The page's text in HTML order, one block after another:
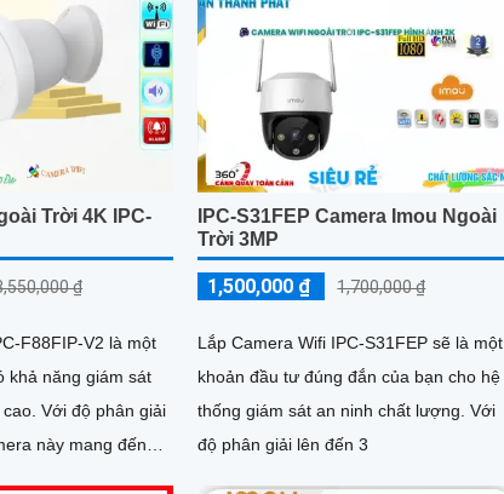
Trời 4K IPC-
₫
F88FIP-V2 là một
khả năng giám sát
giải
này mang đến
IPC-S31FEP Camera Imou Ngoài
Trời 3MP
1,500,000 ₫ 1,700,000 ₫
Lắp Camera Wifi IPC-S31FEP sẽ là một
khoản đầu tư đúng đắn của bạn cho hệ
thống giám sát an ninh chất lượng. Với
độ phân giải lên đến 3